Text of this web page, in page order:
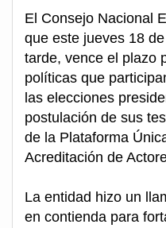
El Consejo Nacional
que este jueves 18
tarde, vence el plazo
políticas que
las elecciones
postulación de sus
de la Plataforma
Acreditación de
La entidad hizo un
en contienda para